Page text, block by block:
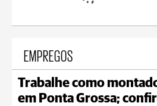
EMPREGOS
Trabalhe como
em Ponta Grossa;